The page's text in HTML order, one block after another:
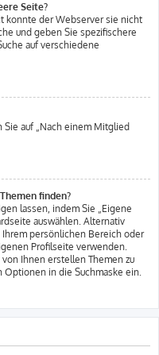
Seite?
konnte der Webserver sie nicht
und geben Sie spezifischere
auf verschiedene
Sie auf „Nach einem Mitglied
finden?
lassen, indem Sie „Eigene
auswählen. Alternativ
Ihrem persönlichen Bereich oder
Profilseite verwenden.
Ihnen erstellen Themen zu
Optionen in die Suchmaske ein.